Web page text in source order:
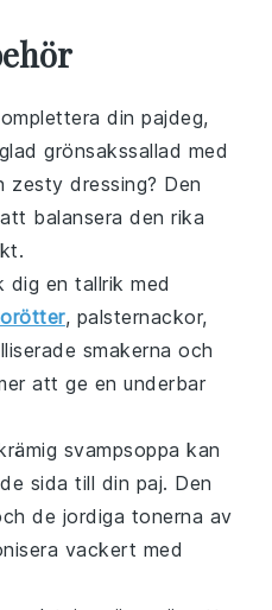
dinpajdeg,
grönsakssallad med
zesty dressing? Den
balansera den rika
dig en tallrik med
, palsternackor,
smakerna och
att ge en underbar
svampsoppa kan
sida till din paj. Den
de jordiga tonerna av
vackert med